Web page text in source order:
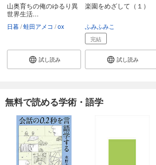
山奥育ちの俺のゆるり異
世界生活...
日暮 蛙田アメコ ox
試し読み
楽園をめざして（１）
ふみふみこ
完結
試し読み
無料で読める学術・語学